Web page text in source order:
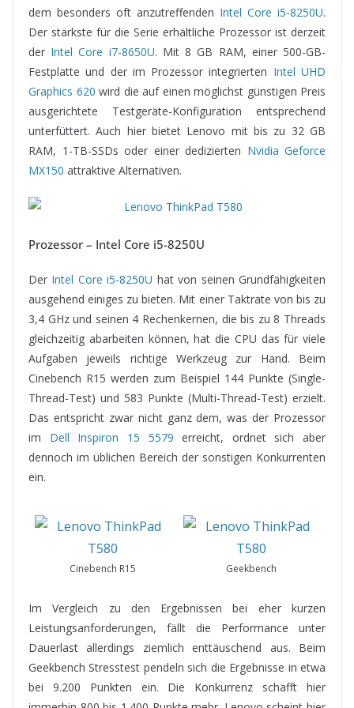
dem besonders oft anzutreffenden Intel Core i5-8250U.
Der stärkste für die Serie erhältliche Prozessor ist derzeit
der Intel Core i7-8650U. Mit 8 GB RAM, einer 500-GB-
Festplatte und der im Prozessor integrierten Intel UHD
Graphics 620 wird die auf einen möglichst günstigen Preis
ausgerichtete Testgeräte-Konfiguration entsprechend
unterfüttert. Auch hier bietet Lenovo mit bis zu 32 GB
RAM, 1-TB-SSDs oder einer dedizierten Nvidia Geforce
MX150 attraktive Alternativen.
Prozessor – Intel Core i5-8250U
Der Intel Core i5-8250U hat von seinen Grundfähigkeiten
ausgehend einiges zu bieten. Mit einer Taktrate von bis zu
3,4 GHz und seinen 4 Rechenkernen, die bis zu 8 Threads
gleichzeitig abarbeiten können, hat die CPU das für viele
Aufgaben jeweils richtige Werkzeug zur Hand. Beim
Cinebench R15 werden zum Beispiel 144 Punkte (Single-
Thread-Test) und 583 Punkte (Multi-Thread-Test) erzielt.
Das entspricht zwar nicht ganz dem, was der Prozessor
im Dell Inspiron 15 5579 erreicht, ordnet sich aber
dennoch im üblichen Bereich der sonstigen Konkurrenten
ein.
Cinebench R15 Geekbench
Im Vergleich zu den Ergebnissen bei eher kurzen
Leistungsanforderungen, fällt die Performance unter
Dauerlast allerdings ziemlich enttäuschend aus. Beim
Geekbench Stresstest pendeln sich die Ergebnisse in etwa
bei 9.200 Punkten ein. Die Konkurrenz schafft hier